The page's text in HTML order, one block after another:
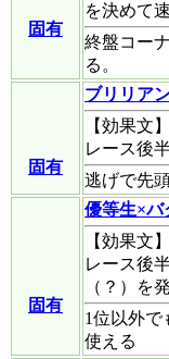
固有
を決めて
終盤コー
る。
固有
ブリリア
【効果文】
レース後
逃げで先
固有
優等生×バ
【効果文】
レース後
（？）を
1位以外で
使える